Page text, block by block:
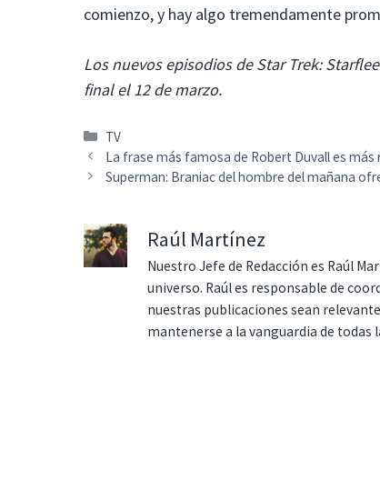
comienzo, y hay algo tremendamente
Los nuevos episodios de Star Trek:
final el 12 de marzo.
Categorías
TV
La frase más famosa de Robert Duvall es
Superman: Braniac del hombre del mañana
Raúl Martínez
Nuestro Jefe de Redacción es Raúl
universo. Raúl es responsable de
nuestras publicaciones sean
mantenerse a la vanguardia de todas